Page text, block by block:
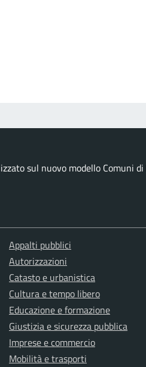
sul nuovo modello Comuni
Appalti pubblici
Autorizzazioni
Catasto e urbanistica
Cultura e tempo libero
Educazione e formazione
Giustizia e sicurezza pubblica
Imprese e commercio
Mobilità e trasporti